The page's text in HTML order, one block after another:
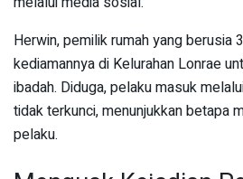
Herwin, pemilik rumah yang berusia
kediamannya di Kelurahan Lonrae
ibadah. Diduga, pelaku masuk
tidak terkunci, menunjukkan betapa
pelaku.